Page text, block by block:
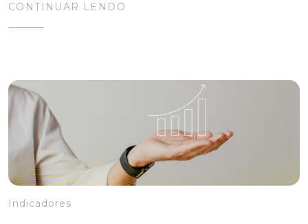
CONTINUAR LENDO
Indicadores